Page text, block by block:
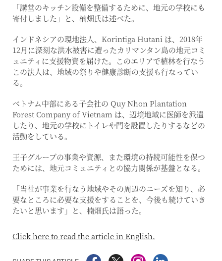
「講堂のキッチン設備を整備するために、地元の学校にも
寄付しました」と、楠畑氏は述べた。
インドネシアの現地法人、Korintiga Hutani は、2018年
12月に深刻な洪水被害に遭ったカリマンタン島の地元コミ
ュニティに支援物資を届けた。このエリアで植林を行なう
この法人は、地域の祭りや健康診断の支援も行なってい
る。
ベトナム中部にある子会社の Quy Nhon Plantation
Forest Company of Vietnam は、辺境地域に医師を派遣
したり、地元の学校にトイレや門を設置したりするなどの
活動をしている。
王子グループの事業や資源、また環境の持続可能性を保つ
ためには、地元コミュニティとの協力関係が基盤となる。
「当社が事業を行なう地域やその周辺のニーズを知り、必
要なところに必要な支援をすることを、今後も続けていき
たいと思います」と、楠畑氏は語った。
Click here to read the article in English.